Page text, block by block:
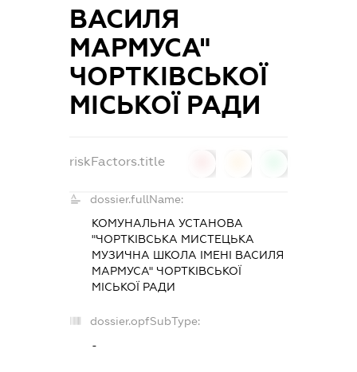
ВАСИЛЯ
МАРМУСА"
ЧОРТКІВСЬКОЇ
МІСЬКОЇ РАДИ
riskFactors.title
dossier.fullName:
КОМУНАЛЬНА УСТАНОВА
"ЧОРТКІВСЬКА МИСТЕЦЬКА
МУЗИЧНА ШКОЛА ІМЕНІ ВАСИЛЯ
МАРМУСА" ЧОРТКІВСЬКОЇ
МІСЬКОЇ РАДИ
dossier.opfSubType:
-